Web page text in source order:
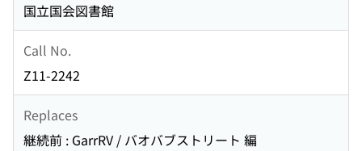
国立国会図書館
Call No.
Z11-2242
Replaces
継続前 : GarrRV / バオバブストリート 編